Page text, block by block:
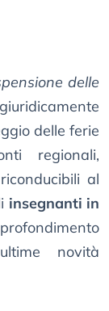
delle
delle ferie
regionali,
al
insegnanti in
novità